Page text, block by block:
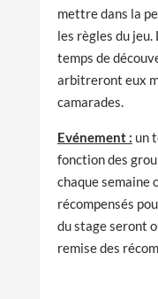
mettre dans la
les règles du
temps de
arbitreront eux
camarades.
Evénement : un
fonction des
chaque semaine
récompensés
du stage seront
remise des